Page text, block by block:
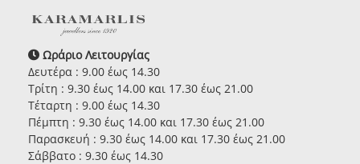
Ωράριο Λειτουργίας
Δευτέρα : 9.00 έως 14.30
Τρίτη : 9.30 έως 14.00 και 17.30 έως 21.00
Τέταρτη : 9.00 έως 14.30
Πέμπτη : 9.30 έως 14.00 και 17.30 έως 21.00
Παρασκευή : 9.30 έως 14.00 και 17.30 έως 21.00
Σάββατο : 9.30 έως 14.30